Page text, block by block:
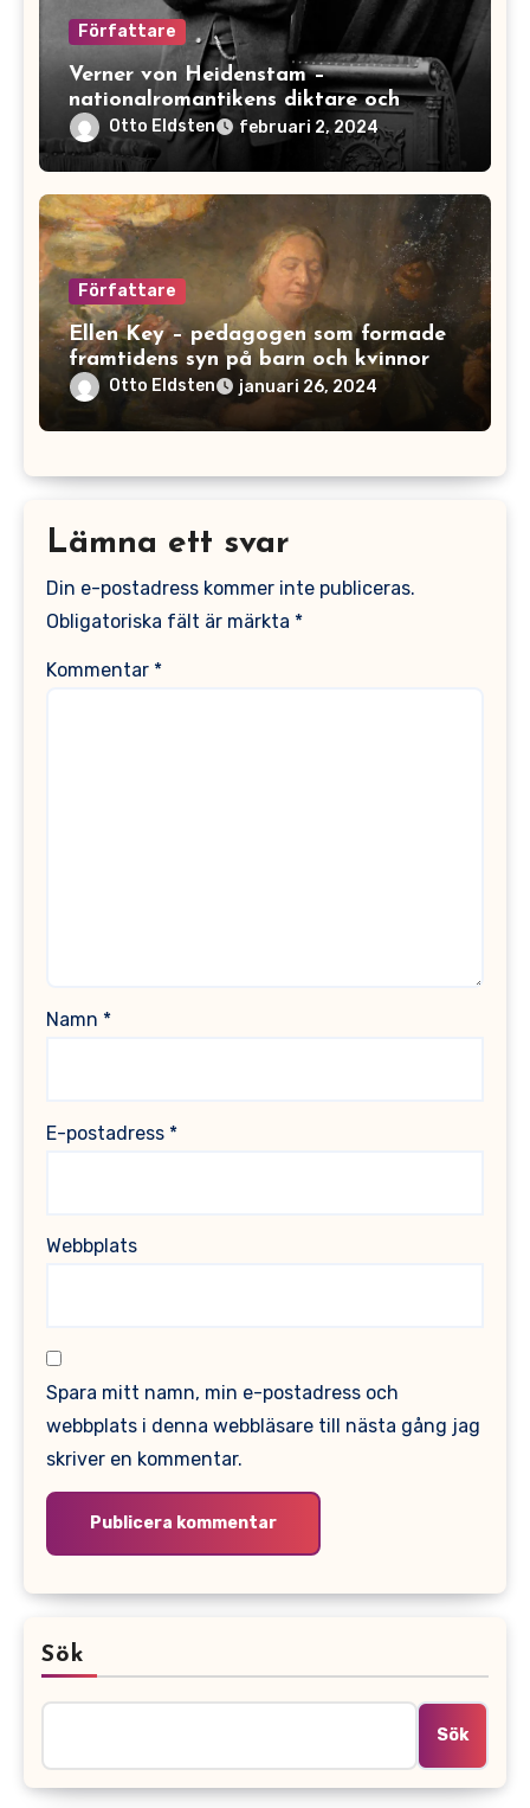
Författare
Verner von Heidenstam –
nationalromantikens diktare och
nobelpristagare
Otto Eldsten februari 2, 2024
Författare
Ellen Key – pedagogen som formade
framtidens syn på barn och kvinnor
Otto Eldsten januari 26, 2024
Lämna ett svar
Din e-postadress kommer inte publiceras.
Obligatoriska fält är märkta *
Kommentar *
Namn *
E-postadress *
Webbplats
Spara mitt namn, min e-postadress och
webbplats i denna webbläsare till nästa gång jag
skriver en kommentar.
Sök
Sök